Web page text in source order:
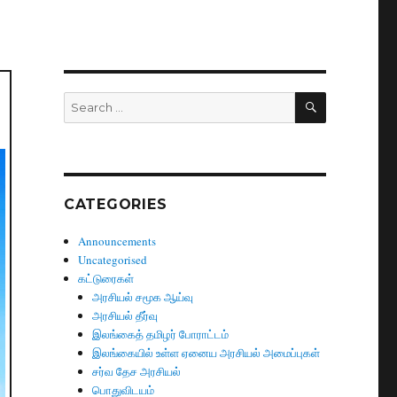
Search
for:
SEARCH
CATEGORIES
Announcements
Uncategorised
கட்டுரைகள்
அரசியல் சமூக ஆய்வு
அரசியல் தீர்வு
இலங்கைத் தமிழர் போராட்டம்
இலங்கையில் உள்ள ஏனைய அரசியல் அமைப்புகள்
சர்வ தேச அரசியல்
பொதுவிடயம்